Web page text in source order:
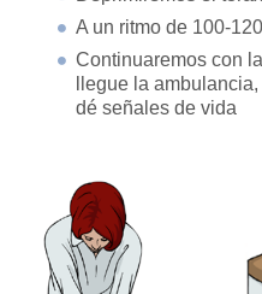
A un ritmo de 100-
Continuaremos con
llegue la
dé señales de vida